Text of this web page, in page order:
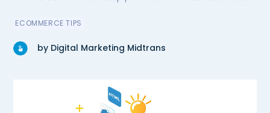
peningkatan performa secara signifikan, serta perbaikan
ECOMMERCE TIPS
by Digital Marketing Midtrans